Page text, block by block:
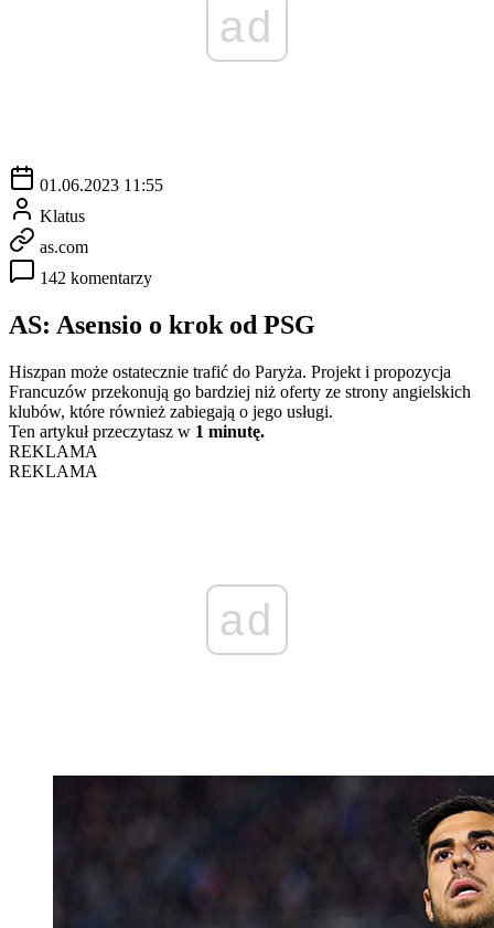
ad
01.06.2023 11:55
Klatus
as.com
142 komentarzy
AS: Asensio o krok od PSG
Hiszpan może ostatecznie trafić do Paryża. Projekt i propozycja
Francuzów przekonują go bardziej niż oferty ze strony angielskich
klubów, które również zabiegają o jego usługi.
Ten artykuł przeczytasz w 1 minutę.
REKLAMA
REKLAMA
ad